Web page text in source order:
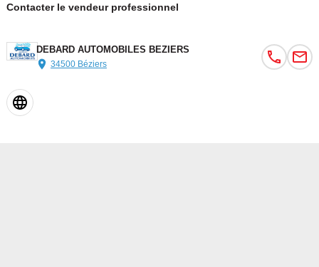
Contacter le vendeur professionnel
DEBARD AUTOMOBILES BEZIERS
34500 Béziers